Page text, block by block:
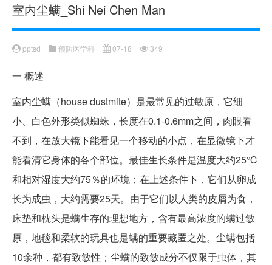
室内尘螨_Shi Nei Chen Man
pptsd 预防医学科 07-18 349
一 概述
室内尘螨（house dustmite）是最常见的过敏原，它细
小、白色外形类似蜘蛛，长度在0.1-0.6mm之间，肉眼看
不到，在放大镜下能看见一个移动的小点，在显微镜下才
能看清它身体的各个部位。最佳生长条件是温度大约25℃
和相对湿度大约75％的环境；在上述条件下，它们从卵成
长为成虫，大约需要25天。由于它们以人类的皮屑为食，
床垫和枕头是螨生存的理想地方，含有最高浓度的螨过敏
原，地毯和柔软的玩具也是螨的重要藏匿之处。尘螨包括
10余种，都有致敏性；尘螨的致敏成分不仅限于虫体，其